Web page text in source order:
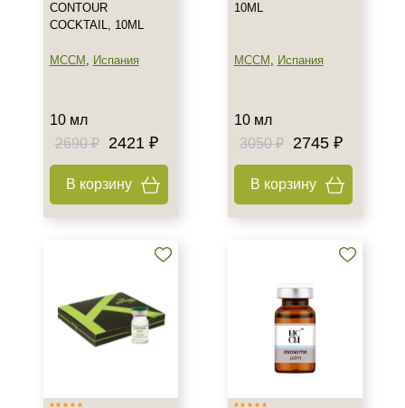
CONTOUR
COCKTAIL, 10ML
MCCM , Испания
10 мл
2690 ₽
2421 ₽
В корзину
10ML
MCCM , Испания
10 мл
3050 ₽
2745 ₽
В корзину